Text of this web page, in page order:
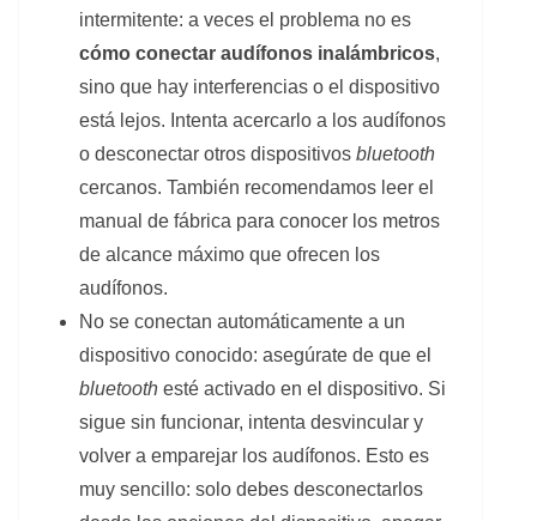
intermitente: a veces el problema no es
cómo conectar audífonos inalámbricos,
sino que hay interferencias o el dispositivo
está lejos. Intenta acercarlo a los audífonos
o desconectar otros dispositivos bluetooth
cercanos. También recomendamos leer el
manual de fábrica para conocer los metros
de alcance máximo que ofrecen los
audífonos.
No se conectan automáticamente a un
dispositivo conocido: asegúrate de que el
bluetooth esté activado en el dispositivo. Si
sigue sin funcionar, intenta desvincular y
volver a emparejar los audífonos. Esto es
muy sencillo: solo debes desconectarlos